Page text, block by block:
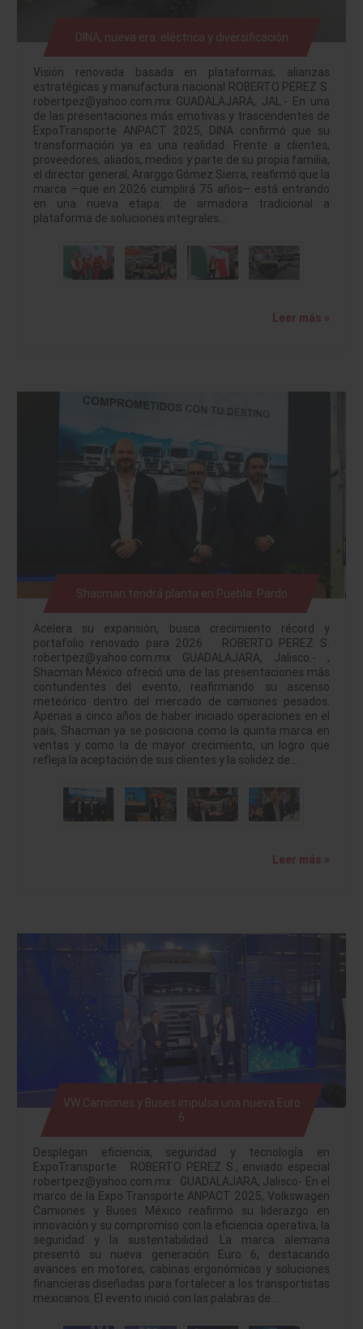
DINA, nueva era: eléctrica y diversificación
Visión renovada basada en plataformas, alianzas
estratégicas y manufactura nacional ROBERTO PEREZ S.
robertpez@yahoo.com.mx GUADALAJARA, JAL.- En una
de las presentaciones más emotivas y trascendentes de
ExpoTransporte ANPACT 2025, DINA confirmó que su
transformación ya es una realidad. Frente a clientes,
proveedores, aliados, medios y parte de su propia familia,
el director general, Ararggo Gómez Sierra, reafirmó que la
marca —que en 2026 cumplirá 75 años— está entrando
en una nueva etapa: de armadora tradicional a
plataforma de soluciones integrales…
Leer más »
Shacman tendrá planta en Puebla: Pardo
Acelera su expansión, busca crecimiento récord y
portafolio renovado para 2026 ROBERTO PEREZ S.
robertpez@yahoo.com.mx GUADALAJARA, Jalisco.- ,
Shacman México ofreció una de las presentaciones más
contundentes del evento, reafirmando su ascenso
meteórico dentro del mercado de camiones pesados.
Apenas a cinco años de haber iniciado operaciones en el
país, Shacman ya se posiciona como la quinta marca en
ventas y como la de mayor crecimiento, un logro que
refleja la aceptación de sus clientes y la solidez de…
Leer más »
VW Camiones y Buses impulsa una nueva Euro
6
Desplegan eficiencia, seguridad y tecnología en
ExpoTransporte ROBERTO PEREZ S., enviado especial
robertpez@yahoo.com.mx GUADALAJARA, Jalisco- En el
marco de la Expo Transporte ANPACT 2025, Volkswagen
Camiones y Buses México reafirmó su liderazgo en
innovación y su compromiso con la eficiencia operativa, la
seguridad y la sustentabilidad. La marca alemana
presentó su nueva generación Euro 6, destacando
avances en motores, cabinas ergonómicas y soluciones
financieras diseñadas para fortalecer a los transportistas
mexicanos. El evento inició con las palabras de…